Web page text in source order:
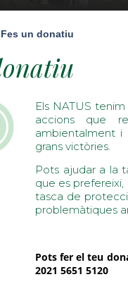
Fes un donatiu
Els NATUS
accions que
ambientalment i
grans victòries.
Pots ajudar a la
que es
tasca de
problemàtiques
Pots fer el teu
2021 5651 5120